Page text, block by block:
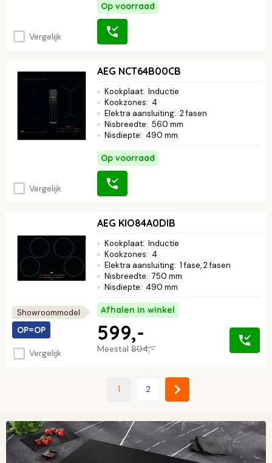
Vergelijk
Op voorraad
Vergelijk
AEG NCT64B00CB
Kookplaat: Inductie
Kookzones: 4
Elektra aansluiting: 2 fasen
Nisbreedte: 560 mm
Nisdiepte: 490 mm
Op voorraad
Showroommodel
OP=OP
Vergelijk
AEG KIO84A0DIB
Kookplaat: Inductie
Kookzones: 4
Elektra aansluiting: 1 fase, 2 fasen
Nisbreedte: 750 mm
Nisdiepte: 490 mm
Afhalen in winkel
Meestal 804,-
599,-
1 2